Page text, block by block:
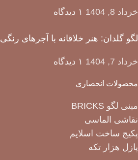
خرداد 8, 1404 ۱ دیدگاه
لگو گلدان: هنر خلاقانه با آجرهای رنگی
خرداد 7, 1404 ۱ دیدگاه
محصولات انحصاری
مینی لگو BRICKS
نقاشی الماسی
پکیج ساخت اسلایم
پازل هزار تکه